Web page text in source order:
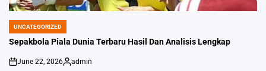
POSTED
IN
UNCATEGORIZED
Sepakbola Piala Dunia Terbaru Hasil Dan Analisis Lengkap
on
June 22, 2026
Posted
admin